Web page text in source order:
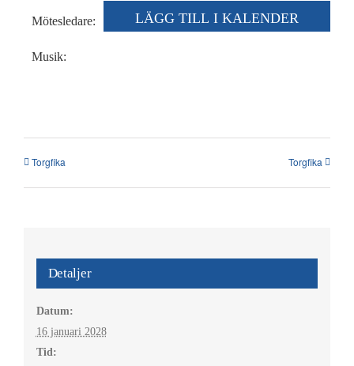
Nyheter
SÖK
Mötesledare:
Musik:
LÄGG TILL I KALENDER
Torgfika Torgfika
Detaljer
Datum:
16 januari 2028
Tid: